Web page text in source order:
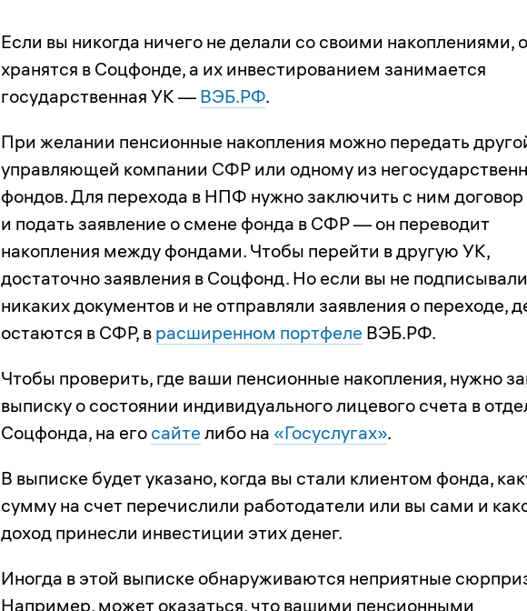
Если вы никогда ничего не делали со своими накоплениями,
хранятся в Соцфонде, а их инвестированием занимается
государственная УК — ВЭБ.РФ.
При желании пенсионные накопления можно передать
управляющей компании СФР или одному из
фондов. Для перехода в НПФ нужно заключить с ним договор
и подать заявление о смене фонда в СФР — он переводит
накопления между фондами. Чтобы перейти в другую УК,
достаточно заявления в Соцфонд. Но если вы не подписывали
никаких документов и не отправляли заявления о переходе,
остаются в СФР, в расширенном портфеле ВЭБ.РФ.
Чтобы проверить, где ваши пенсионные накопления, нужно
выписку о состоянии индивидуального лицевого счета в
Соцфонда, на его сайте либо на «Госуслугах».
В выписке будет указано, когда вы стали клиентом фонда,
сумму на счет перечислили работодатели или вы сами и
доход принесли инвестиции этих денег.
Иногда в этой выписке обнаруживаются неприятные
Например, может оказаться, что вашими пенсионными